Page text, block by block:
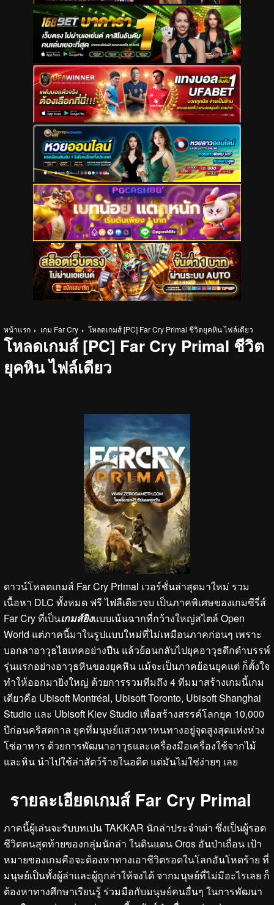
หน้าแรก เกม Far Cry โหลดเกมส์ [PC] Far Cry Primal ชีวิตยุคหิน ไฟล์เดียว
โหลดเกมส์ [PC] Far Cry Primal ชีวิต
ยุคหิน ไฟล์เดียว
ดาวน์โหลดเกมส์ Far Cry Primal เวอร์ชั่นล่าสุดมาใหม่ รวม
เนื้อหา DLC ทั้งหมด ฟรี ไฟลืเดียวจบ เป็นภาคพิเศษของเกมซีรี่ส์
Far Cry ที่เป็นเกมส์ยิงแบบเน้นฉากที่กว้างใหญ่สไตล์ Open
World แต่ภาคนี้มาในรูปแบบใหม่ที่ไม่เหมือนภาคก่อนๆ เพราะ
บอกลาอาวุธไฮเทคอย่างปืน แล้วย้อนกลับไปยุคอาวุธดึกดำบรรพ์
รุ่นแรกอย่างอาวุธหินของยุคหิน แม้จะเป็นภาคย้อนยุคแต่ ก็ตั้งใจ
ทำให้ออกมายิ่งใหญ่ ด้วยการรวมทีมถึง 4 ทีมมาสร้างเกมนี้เกม
เดียวคือ Ubisoft Montréal, Ubisoft Toronto, Ubisoft Shanghai
Studio และ Ubisoft Kiev Studio เพื่อสร้างสรรค์โลกยุค 10,000
ปีก่อนคริสตกาล ยุคที่มนุษย์แสวงหาหนทางอยู่จุดสูงสุดแห่งห่วง
โซ่อาหาร ด้วยการพัฒนาอาวุธและเครื่องมือเครื่องใช้จากไม้
และหิน นำไปใช้ล่าสัตว์ร้ายในอดีต แต่มันไม่ใช่ง่ายๆ เลย
รายละเอียดเกมส์ Far Cry Primal
ภาคนี้ผู้เล่นจะรับบทเปน TAKKAR นักล่าประจำเผ่า ซึ่งเป็นผู้รอด
ชีวิตคนสุดท้ายของกลุ่มนักล่า ในดินแดน Oros อันป่าเถื่อน เป้า
หมายของเกมคือจะต้องหาทางเอาชีวิตรอดในโลกอันโหดร้าย ที่
มนุษย์เป็นทั้งผู้ล่าและผู้ถูกล่าให้จงได้ จากมนุษย์ที่ไม่มีอะไรเลย ก็
ต้องหาทางศึกษาเรียนรู้ ร่วมมือกับมนุษย์คนอื่นๆ ในการพัฒนา